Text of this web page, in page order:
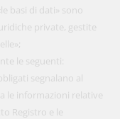
basi di dati» sono
private, gestite
le seguenti:
segnalano al
le informazioni relative
Registro e le